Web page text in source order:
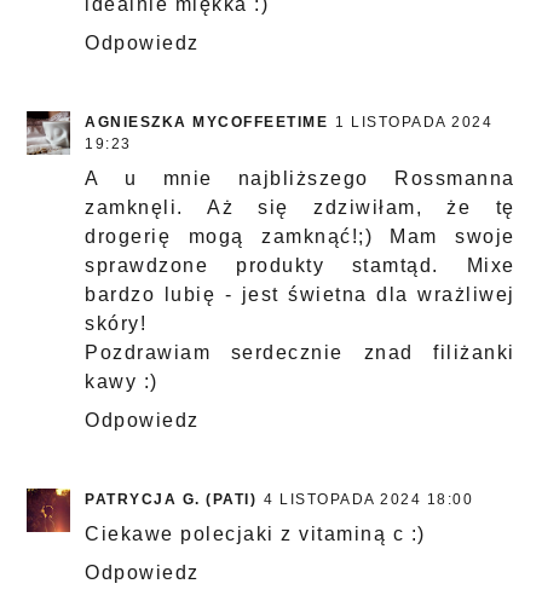
Odpowiedz
AGNIESZKA MYCOFFEETIME 1 LISTOPADA 2024
19:23
A u mnie najbliższego Rossmanna
zamknęli. Aż się zdziwiłam, że tę
drogerię mogą zamknąć!;) Mam swoje
sprawdzone produkty stamtąd. Mixe
bardzo lubię - jest świetna dla wrażliwej
skóry!
Pozdrawiam serdecznie znad filiżanki
kawy :)
Odpowiedz
PATRYCJA G. (PATI) 4 LISTOPADA 2024 18:00
Ciekawe polecjaki z vitaminą c :)
Odpowiedz